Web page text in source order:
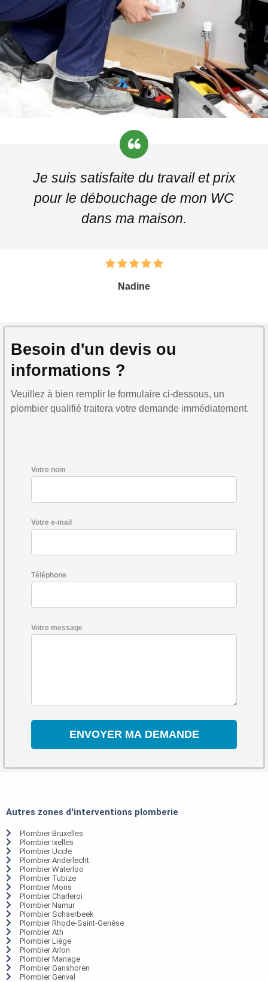
Je suis satisfaite du travail et prix
pour le débouchage de mon WC
dans ma maison.
Nadine
Besoin d'un devis ou
informations ?
Veuillez à bien remplir le formulaire ci-dessous, un
plombier qualifié traitera votre demande immédiatement.
Votre nom
Votre e-mail
Téléphone
Votre message
Autres zones d'interventions plomberie
Plombier Bruxelles
Plombier Ixelles
Plombier Uccle
Plombier Anderlecht
Plombier Waterloo
Plombier Tubize
Plombier Mons
Plombier Charleroi
Plombier Namur
Plombier Schaerbeek
Plombier Rhode-Saint-Genèse
Plombier Ath
Plombier Liège
Plombier Arlon
Plombier Manage
Plombier Ganshoren
Plombier Genval